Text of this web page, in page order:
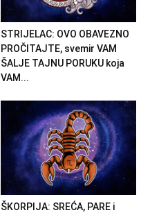
STRIJELAC: OVO OBAVEZNO
PROČITAJTE, svemir VAM
ŠALJE TAJNU PORUKU koja
VAM...
ŠKORPIJA: SREĆA, PARE i